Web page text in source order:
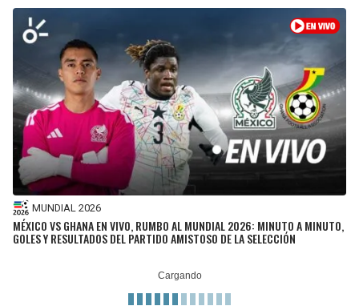
MUNDIAL 2026
MÉXICO VS GHANA EN VIVO, RUMBO AL MUNDIAL 2026: MINUTO A MINUTO,
GOLES Y RESULTADOS DEL PARTIDO AMISTOSO DE LA SELECCIÓN